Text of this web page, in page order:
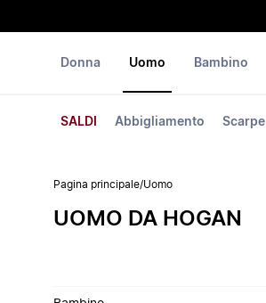
Donna Uomo
SALDI Abbigliamento Scarpe
Bambino
Pagina principale/Uomo
UOMO DA HOGAN